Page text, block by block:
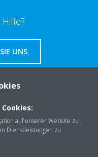
UNS
auf unserer Website zu
Dienstleistungen zu